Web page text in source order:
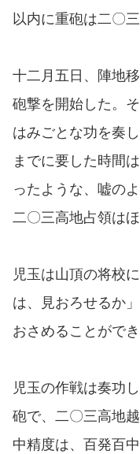
以内に重砲は二〇
十二月五日、陣地
砲撃を開始した。
はみごとな功を奏
までに要した時間
ったような、嘘の
二〇三高地占領はほ
児玉は山頂の将校
は、見おろせるか
おさめることができ
児玉の作戦は奏功
砲で、二〇三高地
中精度は、百発百